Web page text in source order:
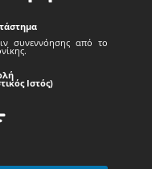
συνεννόησης από το
Ιστός)